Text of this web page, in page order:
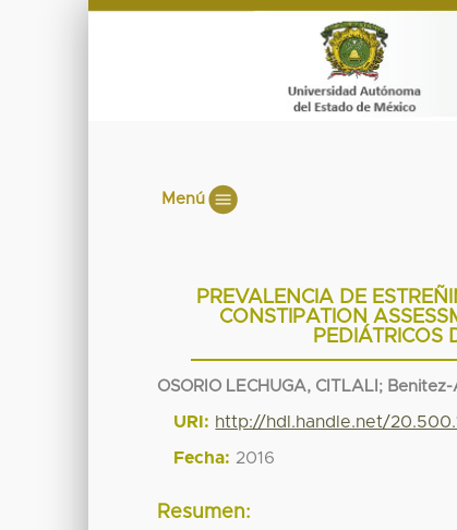
Menú
PREVALENCIA DE
CONSTIPATION
PEDIÁTRICOS
OSORIO LECHUGA, CITLALI ;
URI: http://hdl.handle.net/
Fecha: 2016
Resumen: